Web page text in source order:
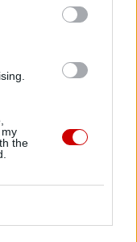
the
jak sądzę,
przynosi to
stanowią
tych objawień i
osądów.
o tym, czego
mieliśmy racji, to
ludźmi, jak i